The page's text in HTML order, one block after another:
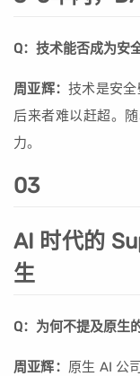
Q：技术能否成为安
周亚辉：技术是安全
后来者难以赶超。
力。
03
AI 时代的
生
Q：为何不提及原生
周亚辉： 原生 AI 公